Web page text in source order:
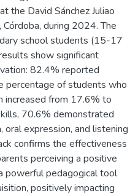
the David Sánchez Juliao
Córdoba, during 2024. The
school students (15-17
show significant
82.4% reported
percentage of students who
increased from 17.6% to
70.6% demonstrated
oral expression, and listening
confirms the effectiveness
perceiving a positive
powerful pedagogical tool
positively impacting